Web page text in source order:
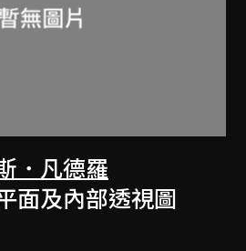
．凡德羅
面及內部透視圖